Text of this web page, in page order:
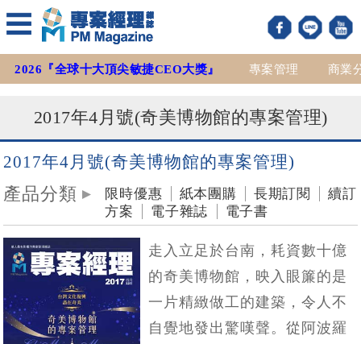
2026『全球十大頂尖敏捷CEO大獎』 專案管理 商業
2017年4月號(奇美博物館的專案管理)
2017年4月號(奇美博物館的專案管理)
產品分類 限時優惠 紙本團購 長期訂閱
續訂
方案
電子雜誌 電子書
走入立足於台南，耗資數十億
的奇美博物館，映入眼簾的是
一片精緻做工的建築，令人不
自覺地發出驚嘆聲。從阿波羅